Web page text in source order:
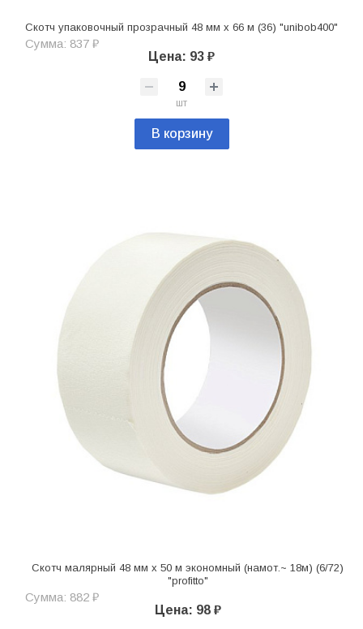
Скотч упаковочный прозрачный 48 мм х 66 м (36) "unibob400"
Сумма: 837 ₽
Цена: 93 ₽
шт
В корзину
Скотч малярный 48 мм х 50 м экономный (намот.~ 18м) (6/72)
"profitto"
Сумма: 882 ₽
Цена: 98 ₽